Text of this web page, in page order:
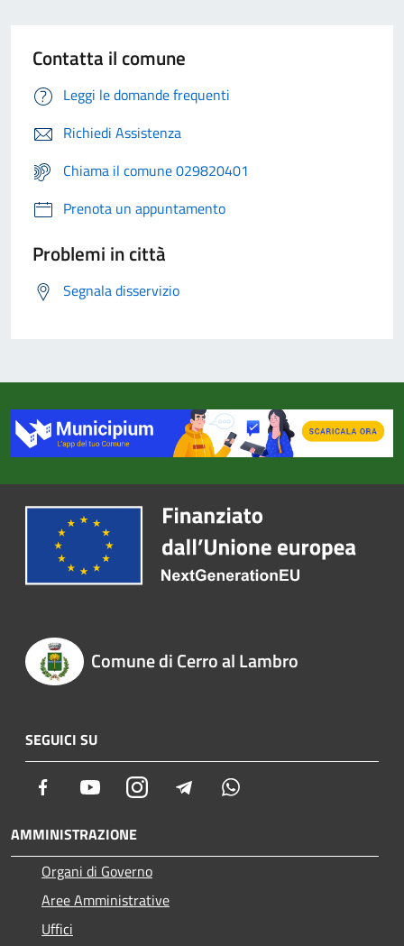
Contatta il comune
Leggi le domande frequenti
Richiedi Assistenza
Chiama il comune 029820401
Prenota un appuntamento
Problemi in città
Segnala disservizio
Comune di Cerro al Lambro
SEGUICI SU
Facebook YoutubeInstagram Telegram
AMMINISTRAZIONE
Organi di Governo
Aree Amministrative
Uffici